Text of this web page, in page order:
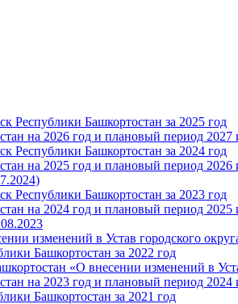
Республики Башкортостан за 2025 год
на 2026 год и плановый период 2027
Республики Башкортостан за 2024 год
на 2025 год и плановый период 2026
Республики Башкортостан за 2023 год
на 2024 год и плановый период 2025
изменений в Устав городского
Башкортостан за 2022 год
«О внесении изменений в
на 2023 год и плановый период 2024
Башкортостан за 2021 год